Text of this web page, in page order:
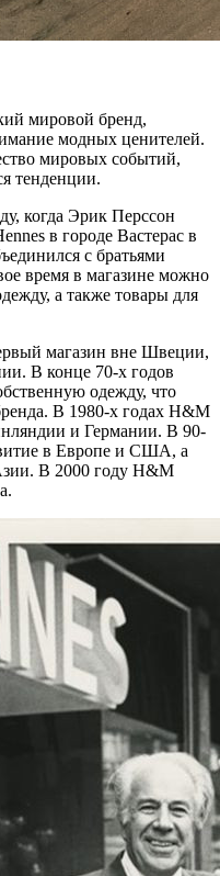
мировой бренд,
модных ценителей.
мировых событий,
тенденции.
когда Эрик Перссон
в городе Вастерас в
с братьями
время в магазине можно
а также товары для
магазин вне Швеции,
В конце 70-х годов
одежду, что
В 1980-х годах H&M
и Германии. В 90-
в Европе и США, а
В 2000 году H&M